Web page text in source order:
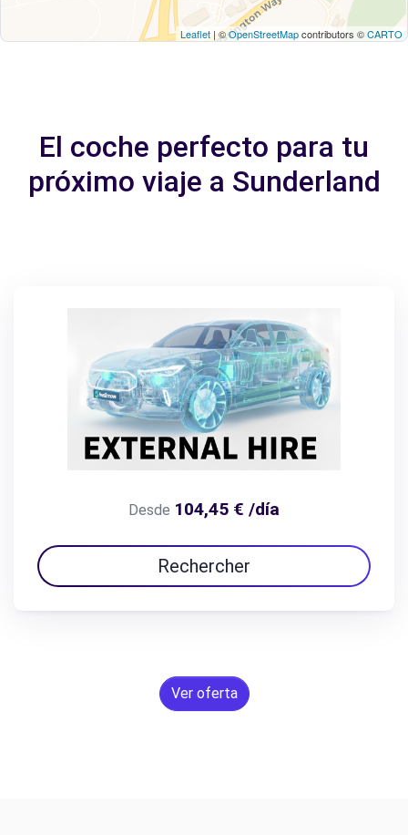
Leaflet| ©OpenStreetMapcontributors ©CARTO
El coche perfecto para tu
próximo viaje a Sunderland
Desde 104,45 € /día
Rechercher
Ver oferta